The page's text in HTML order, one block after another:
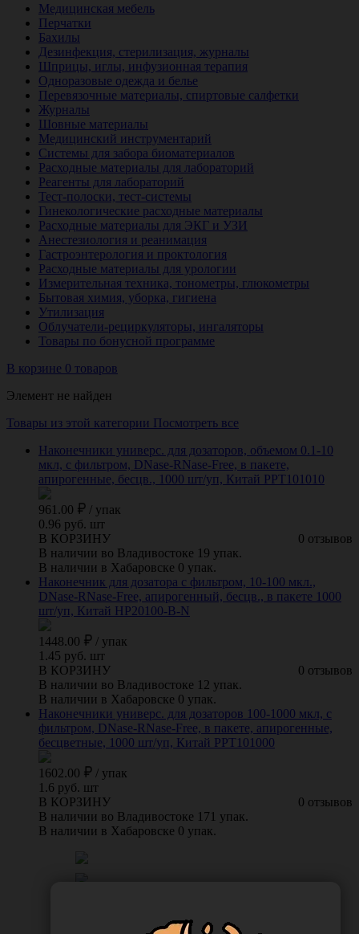
Медицинская мебель
Перчатки
Бахилы
Дезинфекция, стерилизация, журналы
Шприцы, иглы, инфузионная терапия
Одноразовые одежда и белье
Перевязочные материалы, спиртовые салфетки
Журналы
Шовные материалы
Медицинский инструментарий
Системы для забора биоматериалов
Расходные материалы для лабораторий
Реагенты для лабораторий
Тест-полоски, тест-системы
Гинекологические расходные материалы
Расходные материалы для ЭКГ и УЗИ
Анестезиология и реанимация
Гастроэнтерология и проктология
Расходные материалы для урологии
Измерительная техника, тонометры, глюкометры
Бытовая химия, уборка, гигиена
Утилизация
Облучатели-рециркуляторы, ингаляторы
Товары по бонусной программе
В корзине 0 товаров
Элемент не найден
Товары из этой категории Посмотреть все
Наконечники универс. для дозаторов, объемом 0.1-10
мкл, с фильтром, DNase-RNase-Free, в пакете,
апирогенные, бесцв., 1000 шт/уп, Китай PPT101010
961.00 / упак
0.96 руб. шт
0 отзывов
В КОРЗИНУ
В наличии во Владивостоке 19 упак.
В наличии в Хабаровске 0 упак.
Наконечник для дозатора с фильтром, 10-100 мкл.,
DNase-RNase-Free, апирогенный, бесцв., в пакете 1000
шт/уп, Китай HP20100-B-N
1448.00 / упак
1.45 руб. шт
0 отзывов
В КОРЗИНУ
В наличии во Владивостоке 12 упак.
В наличии в Хабаровске 0 упак.
Наконечники универс. для дозаторов 100-1000 мкл, с
фильтром, DNase-RNase-Free, в пакете, апирогенные,
бесцветные, 1000 шт/уп, Китай PPT101000
1602.00 / упак
1.6 руб. шт
0 отзывов
В КОРЗИНУ
В наличии во Владивостоке 171 упак.
В наличии в Хабаровске 0 упак.